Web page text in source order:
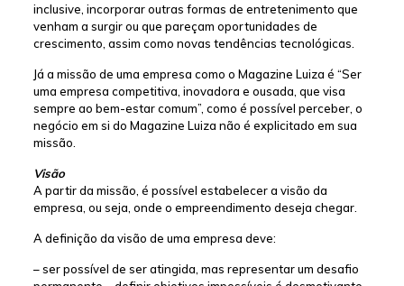
inclusive, incorporar outras formas de entretenimento que
venham a surgir ou que pareçam oportunidades de
crescimento, assim como novas tendências tecnológicas.
Já a missão de uma empresa como o Magazine Luiza é “Ser
uma empresa competitiva, inovadora e ousada, que visa
sempre ao bem-estar comum”, como é possível perceber, o
negócio em si do Magazine Luiza não é explicitado em sua
missão.
Visão
A partir da missão, é possível estabelecer a visão da
empresa, ou seja, onde o empreendimento deseja chegar.
A definição da visão de uma empresa deve:
– ser possível de ser atingida, mas representar um desafio